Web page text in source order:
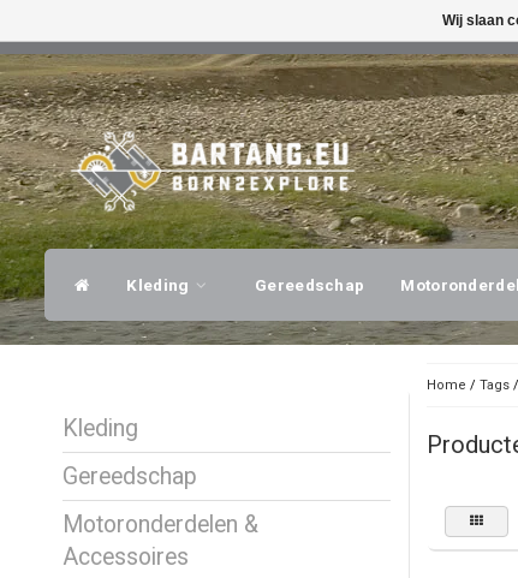
Kleding Gereedschap
Kleding
Gereedschap
Motoronderdelen &
Accessoires
Home / Tags/
Wij slaan